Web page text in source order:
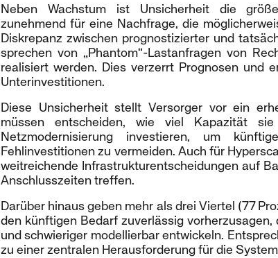
Neben Wachstum ist Unsicherheit die
zunehmend für eine Nachfrage, die
Diskrepanz zwischen prognostizierter und
sprechen von „Phantom“-Lastanfragen von
realisiert werden. Dies verzerrt Prognosen und
Unterinvestitionen.
Diese Unsicherheit stellt Versorger vor ein
müssen entscheiden, wie viel Kapazität
Netzmodernisierung investieren, um
Fehlinvestitionen zu vermeiden. Auch für
weitreichende Infrastrukturentscheidungen auf
Anschlusszeiten treffen.
Darüber hinaus geben mehr als drei Viertel (77
den künftigen Bedarf zuverlässig
und schwieriger modellierbar entwickeln.
zu einer zentralen Herausforderung für die